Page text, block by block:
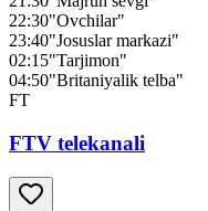
22:30"Ovchilar"
23:40"Josuslar markazi"
02:15"Tarjimon"
04:50"Britaniyalik telba"
FT
FTV telekanali